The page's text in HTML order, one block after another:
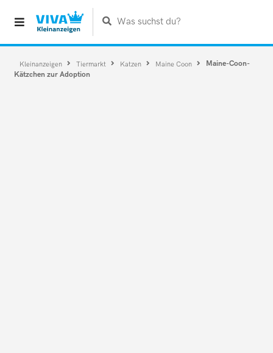
Was suchst du?
Kleinanzeigen Tiermarkt Katzen Maine Coon
Maine-Coon-
Kätzchen zur Adoption